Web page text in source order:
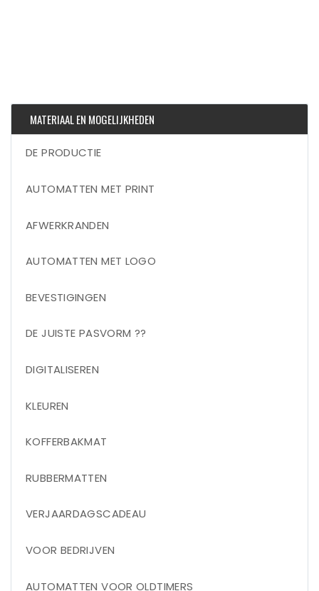
MATERIAAL EN MOGELIJKHEDEN
DE PRODUCTIE
AUTOMATTEN MET PRINT
AFWERKRANDEN
AUTOMATTEN MET LOGO
BEVESTIGINGEN
DE JUISTE PASVORM ??
DIGITALISEREN
KLEUREN
KOFFERBAKMAT
RUBBERMATTEN
VERJAARDAGSCADEAU
VOOR BEDRIJVEN
AUTOMATTEN VOOR OLDTIMERS